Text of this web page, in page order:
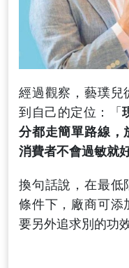
經過觀察，藝璞兒
到自己的定位：「
分都走簡單路線，
消費者不會過敏就好
換句話說，在最低
條件下，廠商可添
要另外追求別的功